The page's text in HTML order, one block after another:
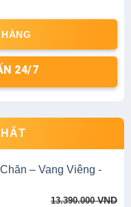
24/7
– Vang Viêng -
13.390.000VND